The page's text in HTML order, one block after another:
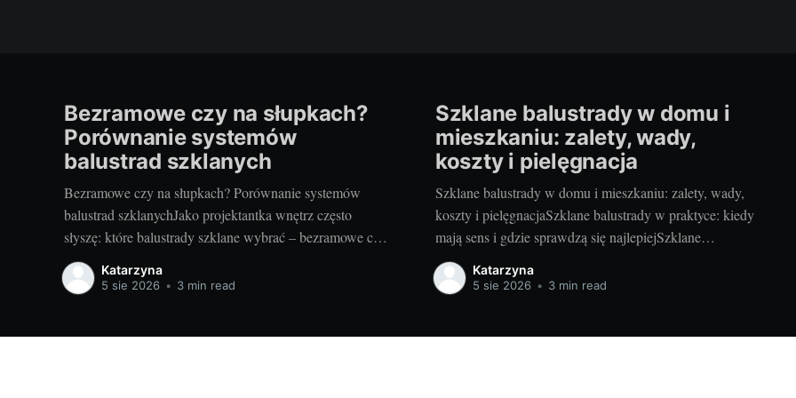
Bezramowe czy na słupkach?
Porównanie systemów
balustrad szklanych
Bezramowe czy na słupkach? Porównanie systemów
balustrad szklanychJako projektantka wnętrz często
słyszę: które balustrady szklane wybrać – bezramowe czy
na słupkach? Oba systemy potrafią wyglądać zjawiskowo
i podnieść wartość nieruchomości, ale różnią się
Katarzyna
5 sie 2026 • 3 min read
Szklane balustrady w domu i
mieszkaniu: zalety, wady,
koszty i pielęgnacja
Szklane balustrady w domu i mieszkaniu: zalety, wady,
koszty i pielęgnacjaSzklane balustrady w praktyce: kiedy
mają sens i gdzie sprawdzą się najlepiejSzklane
balustrady to sposób na więcej światła, lekkości i
nowoczesności bez rezygnacji z bezpieczeństwa. Lubię je
Katarzyna
5 sie 2026 • 3 min read